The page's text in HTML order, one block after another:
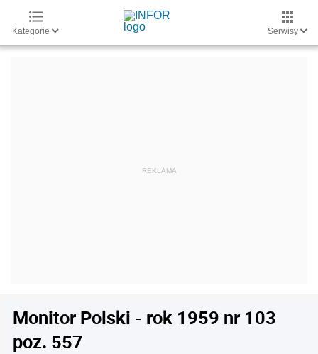
Kategorie Serwisy
Monitor Polski - rok 1959 nr 103
poz. 557